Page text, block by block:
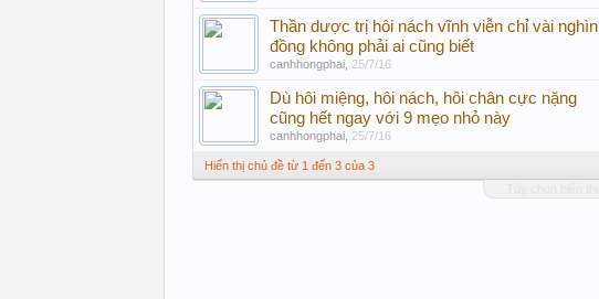
Thần dược trị hôi nách vĩnh viễn chỉ vài nghìn
đồng không phải ai cũng biết
canhhongphai 25/7/16
Dù hôi miệng, hôi nách, hôi chân cực nặng
cũng hết ngay với 9 mẹo nhỏ này
canhhongphai 25/7/16
Hiển thị chủ đề từ 1 đến 3 của 3